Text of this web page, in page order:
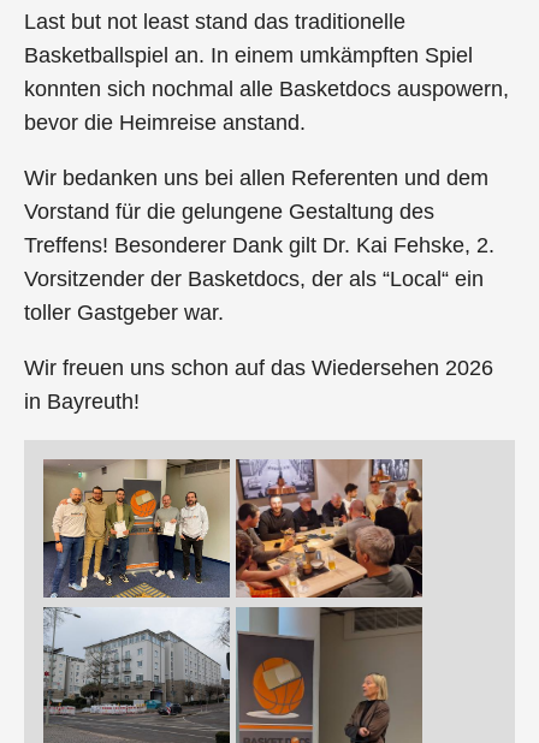
Last but not least stand das traditionelle
Basketballspiel an. In einem umkämpften Spiel
konnten sich nochmal alle Basketdocs auspowern,
bevor die Heimreise anstand.
Wir bedanken uns bei allen Referenten und dem
Vorstand für die gelungene Gestaltung des
Treffens! Besonderer Dank gilt Dr. Kai Fehske, 2.
Vorsitzender der Basketdocs, der als “Local“ ein
toller Gastgeber war.
Wir freuen uns schon auf das Wiedersehen 2026
in Bayreuth!